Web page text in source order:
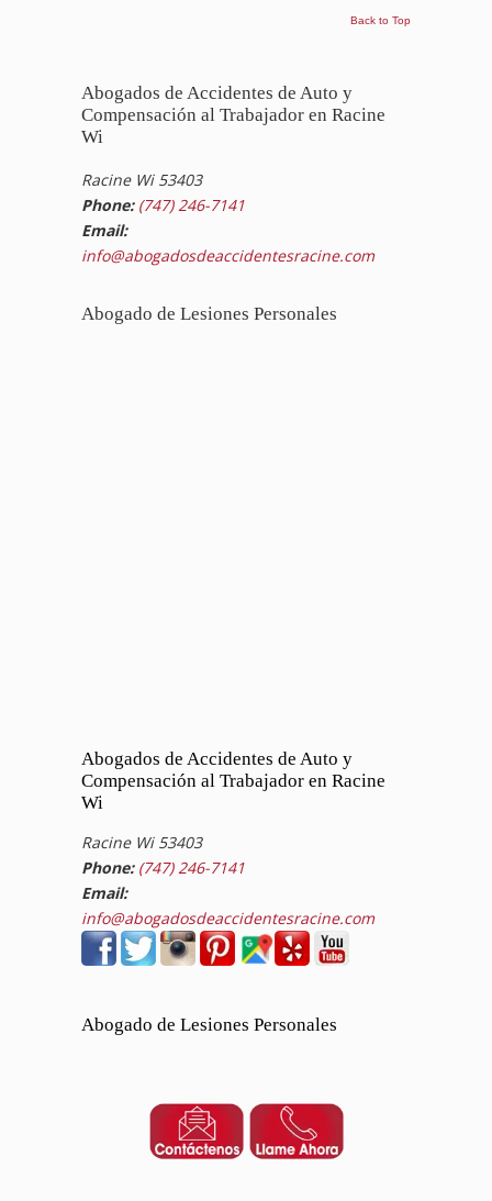
Back to Top
Abogados de Accidentes de Auto y
Compensación al Trabajador en Racine
Wi
Racine Wi 53403
Phone: (747) 246-7141
Email:
info@abogadosdeaccidentesracine.com
Abogado de Lesiones Personales
Abogados de Accidentes de Auto y
Compensación al Trabajador en Racine
Wi
Racine Wi 53403
Phone: (747) 246-7141
Email:
info@abogadosdeaccidentesracine.com
Abogado de Lesiones Personales